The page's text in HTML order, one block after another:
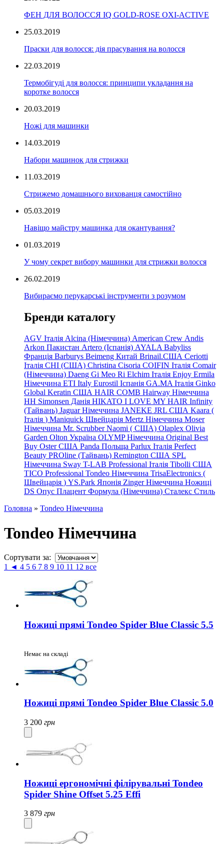
ФЕН ДЛЯ ВОЛОССЯ IQ GOLD-ROSE OXI-ACTIVE
25.03.2019
Праски для волосся: дія прасування на волосся
22.03.2019
Термобігуді для волосся: принципи укладання на
коротке волосся
20.03.2019
Ножі для машинки
14.03.2019
Набори машинок для стрижки
11.03.2019
Стрижемо домашнього вихованця самостійно
05.03.2019
Навіщо майстру машинка для окантування?
01.03.2019
У чому секрет вибору машинки для стрижки волосся
26.02.2019
Вибираємо перукарські інструменти з розумом
Бренди каталогу
AGV Італія Alcina (Німеччина) American Crew Andis
Arkon Пакистан Artero (Іспанія) AYALA Babyliss
Франція Barburys Beimeng Китай Brinail.США Ceriotti
Італія CHI (США) Christina Cisoria COIFIN Італія Comair
(Німеччина) Daeng Gi Meo Ri Elchim Італія Enjoy Ermila
Німеччина ETI Italy Eurostil Іспанія GA.MA Італія Ginko
Global Keratin США HAIR COMB Hairway Німеччина
HH Simonsen Данія HIKATO I LOVE MY HAIR Infinity
(Тайвань) Jaguar Німеччина JANEKE JRL США Kaara (
Італія ) Maniquick Швейцарія Mertz Німеччина Moser
Німеччина Mr. Scrubber Naomi ( США) Olaplex Olivia
Garden Olton Україна OLYMP Німеччина Original Best
Buy Oster США Panda Польща Parlux Італія Perfect
Beauty PROline (Тайвань) Remington США SPL
Німеччина Sway T-LAB Professional Італія Tibolli США
TICO Professional Tondeo Німеччина TrisaElectronics (
Швейцарія ) YS.Park Японія Zinger Німеччина Ножиці
DS Опус Плацент Формула (Німеччина) Сталекс Стиль
Головна » Tondeo Німеччина
Tondeo Німеччина
Сортувати за:
1 ◄ 4 5 6 7 8 9 10 11 12 все
Ножиці прямі Tondeo Spider Blue Classic 5.5
Немає на складі
Ножиці прямі Tondeo Spider Blue Classic 5.0
3 200 грн
Ножиці ергономічні філірувальні Tondeo
Spider Shine Offset 5.25 Effi
3 879 грн